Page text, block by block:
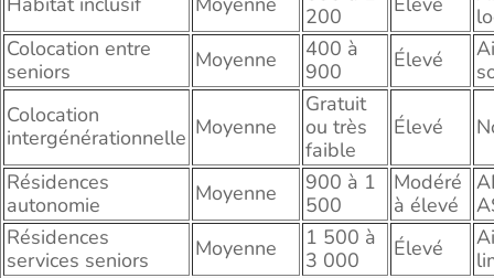
200
Colocation entre
seniors
Moyenne
400 à
900
Élevé
Colocation
intergénérationnelle Moyenne
Gratuit
ou très
faible
Élevé
Résidences
autonomie
Moyenne
900 à 1
500
Modéré
à élevé
Résidences
services seniors
Moyenne
1 500 à
3 000
Élevé